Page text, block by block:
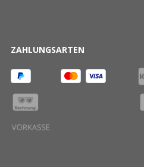
ZAHLUNGSARTEN